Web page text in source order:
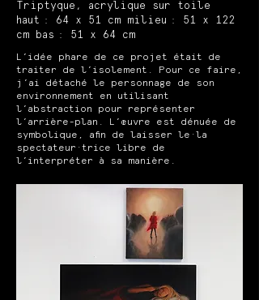
Triptyque, acrylique sur toile
haut : 64 x 51 cm milieu : 51 x 122
cm bas : 51 x 64 cm
L’idée phare de ce projet était de
traiter de l’isolement. Pour ce faire,
j’ai détaché le personnage de son
environnement en utilisant
l’abstraction pour représenter
l’arrière-plan. L’œuvre est dénuée de
symbolique, afin de laisser le·la
spectateur·trice libre de
l’interpréter à sa manière.